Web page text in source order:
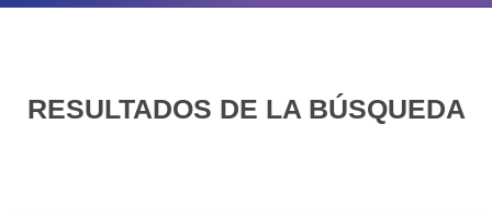
RESULTADOS DE LA BÚSQUEDA